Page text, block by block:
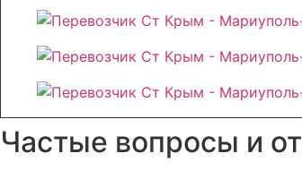
Частые вопросы и